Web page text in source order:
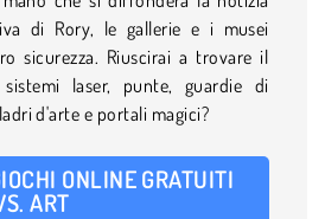
di Rory, le gallerie e i musei
sicurezza. Riuscirai a trovare il
laser, punte, guardie di
d'arte e portali magici?
ONLINE GRATUITI
ART